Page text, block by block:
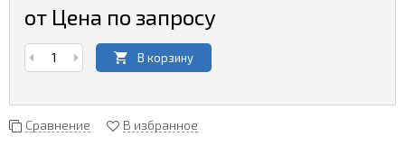
от Цена по запросу
В корзину
Сравнение В избранное